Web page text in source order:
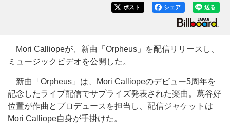
送る
シェア
ポスト
Mori Calliopeが、新曲「Orpheus」を配信リリースし、
ミュージックビデオを公開した。
新曲「Orpheus」は、Mori Calliopeのデビュー5周年を
記念したライブ配信でサプライズ発表された楽曲。蔦谷好
位置が作曲とプロデュースを担当し、配信ジャケットは
Mori Calliope自身が手掛けた。